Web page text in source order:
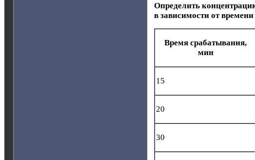
Определить
в зависимости от
Время срабатывания,
мин
15
20
30